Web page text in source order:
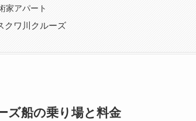
家アパート
クワ川クルーズ
ズ船の乗り場と料金